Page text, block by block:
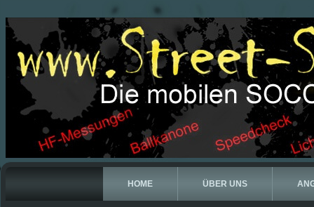
HOME ÜBER UNS